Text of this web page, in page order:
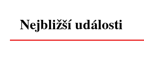
Nejbližší události